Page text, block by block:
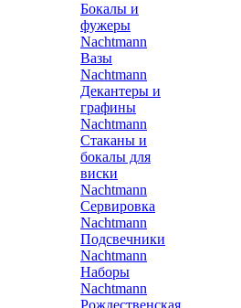
Бокалы и
фужеры
Nachtmann
Вазы
Nachtmann
Декантеры и
графины
Nachtmann
Стаканы и
бокалы для
виски
Nachtmann
Сервировка
Nachtmann
Подсвечники
Nachtmann
Наборы
Nachtmann
Рождественская